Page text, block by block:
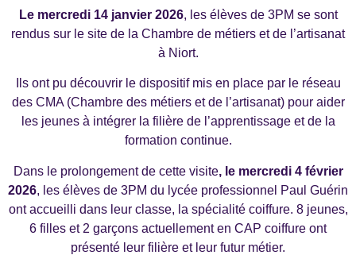
Le mercredi 14 janvier 2026, les élèves de 3PM se sont
rendus sur le site de la Chambre de métiers et de l’artisanat
à Niort.
Ils ont pu découvrir le dispositif mis en place par le réseau
des CMA (Chambre des métiers et de l’artisanat) pour aider
les jeunes à intégrer la filière de l’apprentissage et de la
formation continue.
Dans le prolongement de cette visite, le mercredi 4 février
2026, les élèves de 3PM du lycée professionnel Paul Guérin
ont accueilli dans leur classe, la spécialité coiffure. 8 jeunes,
6 filles et 2 garçons actuellement en CAP coiffure ont
présenté leur filière et leur futur métier.